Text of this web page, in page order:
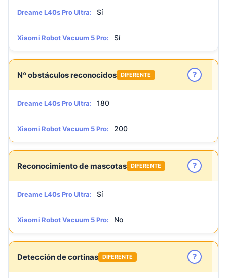
Dreame L40s Pro Ultra: Sí
Xiaomi Robot Vacuum 5 Pro: Sí
Nº obstáculos reconocidos DIFERENTE ?
Dreame L40s Pro Ultra: 180
Xiaomi Robot Vacuum 5 Pro: 200
Reconocimiento de mascotas DIFERENTE ?
Dreame L40s Pro Ultra: Sí
Xiaomi Robot Vacuum 5 Pro: No
Detección de cortinas DIFERENTE ?